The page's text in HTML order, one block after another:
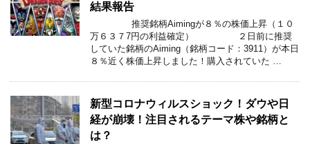
結果報告
推奨銘柄Aimingが８％の株価上昇（１０
万６３７7円の利益確定） ２日前に推奨
していた銘柄のAiming（銘柄コード：3911）が本日
８％近く株価上昇しました！購入されていた …
新型コロナウィルスショック！ダウや日
経が崩壊！注目されるテーマ株や銘柄と
は？